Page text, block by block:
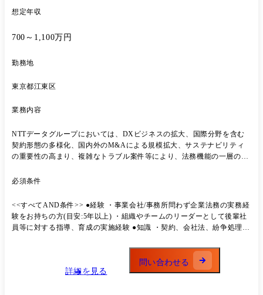
想定年収
700～1,100万円
勤務地
東京都江東区
業務内容
NTTデータグループにおいては、DXビジネスの拡大、国際分野を含む
契約形態の多様化、国内外のM&Aによる規模拡大、サステナビリティ
の重要性の高まり、複雑なトラブル案件等により、法務機能の一層の充
知的財産担当)では、国内事業を中心とした損失発生の未然防止及び発生
や契約の適正化、トラブルへの即応、出資・M&Aを含む経営全般に関
わる専門的な法務サービスの提供等を行うことで、企業価値の一層の向
上に寄与したいと考えています。 また、今後の組織の方向性において
の策定・実行・検証を通じて事業成長を支援することのできるパートナ
ーとして、さらなる付加価値を提供可能な組織への進化を目指して日々
業務に取り組んでいるところです。 このような環境において、これまで
必須条件
<<すべてAND条件>> ●経験 ・事業会社/事務所問わず企業法務の実務経
験をお持ちの方(目安:5年以上) ・組織やチームのリーダーとして後輩社
員等に対する指導、育成の実施経験 ●知識 ・契約、会社法、紛争処理、
約書の審査で使用します。日:英=8:2程度)
詳細を見る
問い合わせる